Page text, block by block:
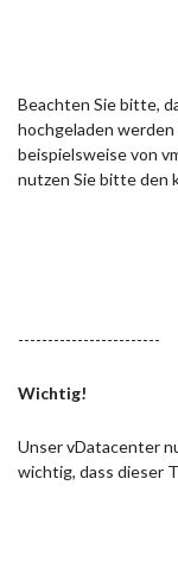
Beachten Sie bitte,
hochgeladen werden
beispielsweise von
nutzen Sie bitte den
------------------------
Wichtig!
Unser vDatacenter
wichtig, dass dieser